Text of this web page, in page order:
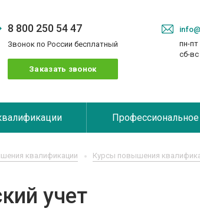
8 800 250 54 47
Звонок по России бесплатный
Заказать звонок
пн-пт
сб-
квалификации
Курсы повышения
учет